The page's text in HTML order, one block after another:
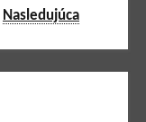
Nasledujúca